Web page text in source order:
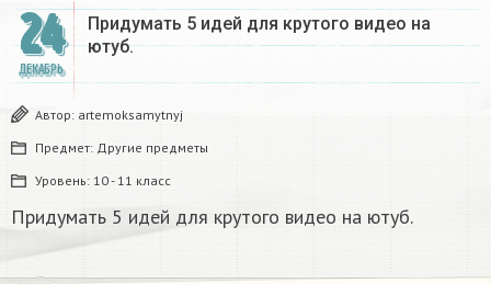
24
ДЕКАБРЬ
Придумать 5 идей для крутого видео на
ютуб.
Автор: artemoksamytnyj
Предмет: Другие предметы
Уровень: 10 - 11 класс
Придумать 5 идей для крутого видео на ютуб.